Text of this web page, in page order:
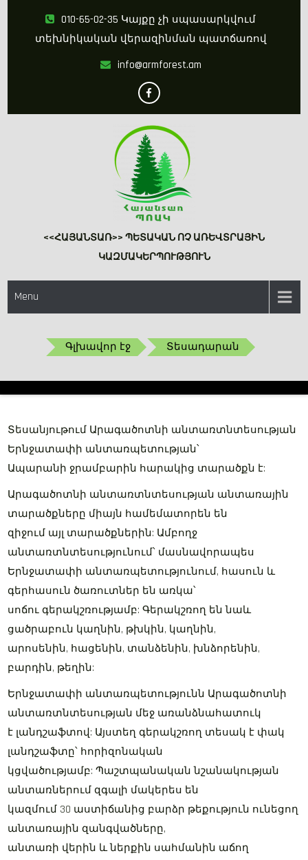
010-65-02-35 Կայքը չի սպասարկվում
տեխնիկական վերազինման պատճառով
info@armforest.am
<<ՀԱՅԱՆՏԱՌ>> ՊԵՏԱԿԱՆ ՈՉ ԱՌԵՎՏՐԱՅԻՆ
ԿԱԶՄԱԿԵՐՊՈՒԹՅՈՒՆ
Menu
Գլխավոր էջ Տեսադարան
Տեսանյութում Արագածոտնի անտառտնտեսության
Երնջատափի անտառպետության՝
Ապարանի ջրամբարին հարակից տարածքն է:
Արագածոտնի անտառտնտեսության անտառային
տարածքները միայն համեմատորեն են
զիջում այլ տարածքներին: Ամբողջ
անտառտնտեսությունում՝ մասնավորապես
Երնջատափի անտառպետությունում, հասուն և
գերհասուն ծառուտներ են առկա՝
սոճու գերակշռությամբ: Գերակշռող են նաև
ցածրաբուն կաղնին, թխկին, կաղնին,
արոսենին, հացենին, տանձենին, խնձորենին,
բարդին, թեղին:
Երնջատափի անտառպետությունն Արագածոտնի
անտառտնտեսության մեջ առանձնահատուկ
է լանդշաֆտով: Այստեղ գերակշռող տեսակ է փակ
լանդշաֆտը՝ հորիզոնական
կցվածությամբ: Պաշտպանական նշանակության
անտառներում զգալի մակերես են
կազմում 30 աստիճանից բարձր թեքություն ունեցող
անտառային զանգվածները,
անտառի վերին և ներքին սահմանին աճող